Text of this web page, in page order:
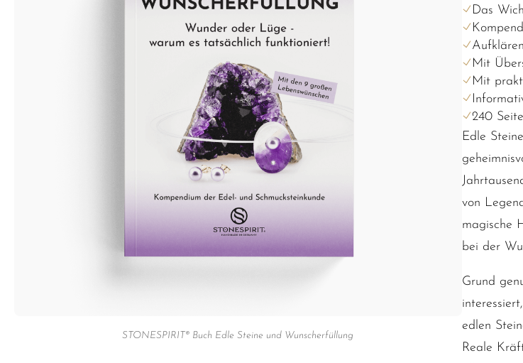
STONESPIRIT® Buch Edle Steine und Wunscherfüllung
Das
Mit
Mit
240
Edle
von
magische
bei der
Grund
edlen
Reale